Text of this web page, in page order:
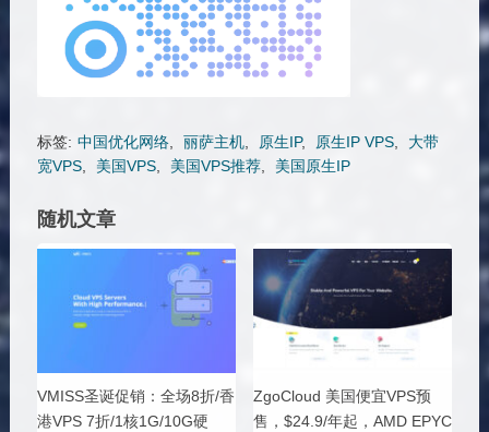
标签: 中国优化网络, 丽萨主机, 原生IP, 原生IP VPS,
大带
宽VPS, 美国VPS, 美国VPS推荐, 美国原生IP
随机文章
VMISS圣诞促销：全场8折/香
港VPS 7折/1核1G/10G硬
ZgoCloud 美国便宜VPS预
售，$24.9/年起，AMD EPYC